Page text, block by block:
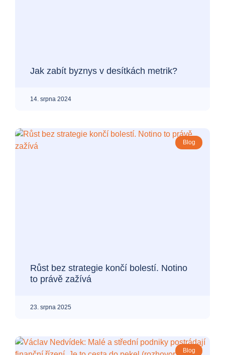
Jak zabít byznys v desítkách metrik?
14. srpna 2024
Blog
Růst bez strategie končí bolestí. Notino
to právě zažívá
23. srpna 2025
Blog